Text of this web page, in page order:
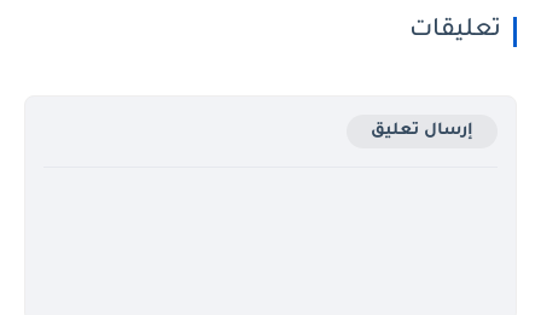
تعليقات
إرسال تعليق